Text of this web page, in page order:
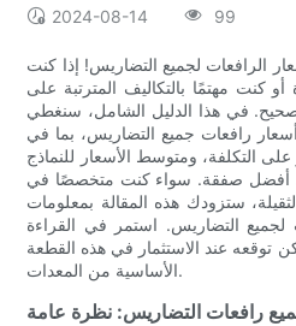
2024-08-14 99
الرافعات لجميع التضاريس! إذا كنت
كنت مهتمًا بالتكاليف المترتبة على
في هذا الدليل الشامل، سنغطي
رافعات جميع التضاريس، بما في
التكلفة، ومتوسط ​​الأسعار للنماذج
أفضل صفقة. سواء كنت متخصصًا في
ستزودك هذه المقالة بمعلومات
لجميع التضاريس. استمر في القراءة
عند الاستثمار في هذه القطعة
الأساسية من المعدات.
رافعات التضاريس: نظرة عامة